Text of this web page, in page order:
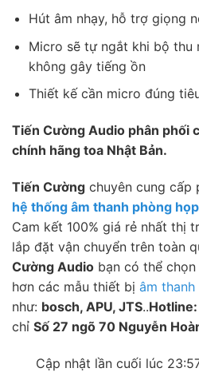
Hút âm nhạy, hỗ trợ giọng
Micro sẽ tự ngắt khi bộ thu
không gây tiếng ồn
Thiết kế cần micro đúng
Tiến Cường Audio phân phối
chính hãng toa Nhật Bản.
Tiến Cường chuyên cung cấp
hệ thống âm thanh phòng họp
Cam kết 100% giá rẻ nhất thị
lắp đặt vận chuyển trên toàn
Cường Audio bạn có thể
hơn các mẫu thiết bị âm
như: bosch, APU, JTS..
chỉ Số 27 ngõ 70 Nguyễn
Cập nhật lần cuối lúc